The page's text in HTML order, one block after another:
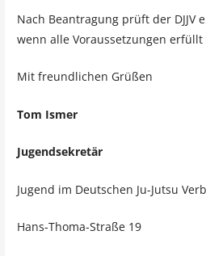
Nach Beantragung prüft der DJJV
wenn alle Voraussetzungen
Mit freundlichen Grüßen
Tom Ismer
Jugendsekretär
Jugend im Deutschen Ju-Jutsu
Hans-Thoma-Straße 19